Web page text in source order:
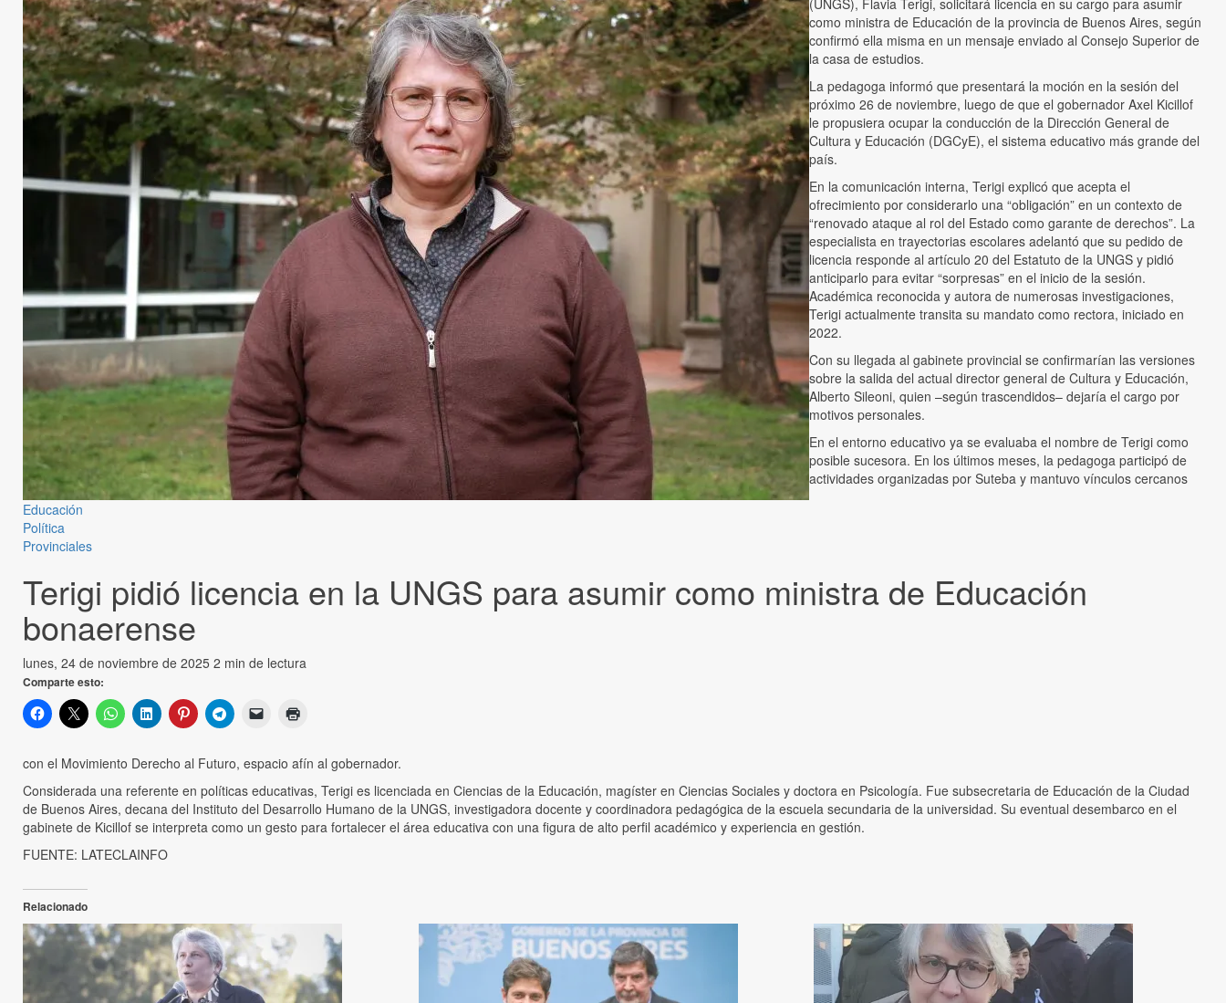
Educación
Política
Provinciales
Terigi pidió licencia en la UNGS para asumir como ministra de Educación
bonaerense
lunes, 24 de noviembre de 2025 2 min de lectura
Comparte esto:
(UNGS), Flavia Terigi, solicitará licencia en su cargo para asumir
como ministra de Educación de la provincia de Buenos Aires, según
confirmó ella misma en un mensaje enviado al Consejo Superior de
la casa de estudios.
La pedagoga informó que presentará la moción en la sesión del
próximo 26 de noviembre, luego de que el gobernador Axel Kicillof
le propusiera ocupar la conducción de la Dirección General de
Cultura y Educación (DGCyE), el sistema educativo más grande del
país.
En la comunicación interna, Terigi explicó que acepta el
ofrecimiento por considerarlo una “obligación” en un contexto de
“renovado ataque al rol del Estado como garante de derechos”. La
especialista en trayectorias escolares adelantó que su pedido de
licencia responde al artículo 20 del Estatuto de la UNGS y pidió
anticiparlo para evitar “sorpresas” en el inicio de la sesión.
Académica reconocida y autora de numerosas investigaciones,
Terigi actualmente transita su mandato como rectora, iniciado en
2022.
Con su llegada al gabinete provincial se confirmarían las versiones
sobre la salida del actual director general de Cultura y Educación,
Alberto Sileoni, quien –según trascendidos– dejaría el cargo por
motivos personales.
En el entorno educativo ya se evaluaba el nombre de Terigi como
posible sucesora. En los últimos meses, la pedagoga participó de
actividades organizadas por Suteba y mantuvo vínculos cercanos
con el Movimiento Derecho al Futuro, espacio afín al gobernador.
Considerada una referente en políticas educativas, Terigi es licenciada en Ciencias de la Educación, magíster en Ciencias Sociales y doctora en Psicología. Fue subsecretaria de Educación de la Ciudad
de Buenos Aires, decana del Instituto del Desarrollo Humano de la UNGS, investigadora docente y coordinadora pedagógica de la escuela secundaria de la universidad. Su eventual desembarco en el
gabinete de Kicillof se interpreta como un gesto para fortalecer el área educativa con una figura de alto perfil académico y experiencia en gestión.
FUENTE: LATECLAINFO
Relacionado